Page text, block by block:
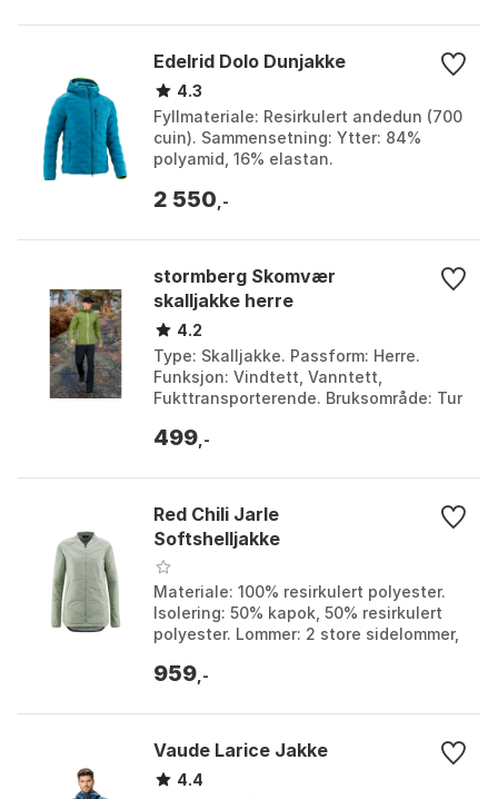
Edelrid Dolo Dunjakke
4.3
Fyllmateriale: Resirkulert andedun (700
cuin). Sammensetning: Ytter: 84%
polyamid, 16% elastan.
Bruksområde: Ytterjakke eller mell...
2 550 ,-
stormberg Skomvær
skalljakke herre
4.2
Type: Skalljakke. Passform: Herre.
Funksjon: Vindtett, Vanntett,
Fukttransporterende. Bruksområde: Tur
Størrelse: 3XL, ...
499 ,-
Red Chili Jarle
Softshelljakke
Materiale: 100% resirkulert polyester.
Isolering: 50% kapok, 50% resirkulert
polyester. Lommer: 2 store sidelommer,
og he...
959 ,-
Vaude Larice Jakke
4.4